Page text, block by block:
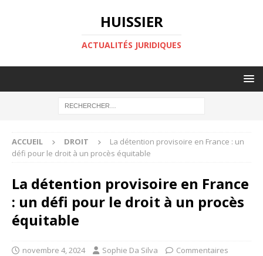
HUISSIER
ACTUALITÉS JURIDIQUES
ACCUEIL DROIT
La détention provisoire en France : un
défi pour le droit à un procès équitable
La détention provisoire en France
: un défi pour le droit à un procès
équitable
novembre 4, 2024 Sophie Da Silva
Commentaires